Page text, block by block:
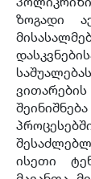
ზოგადი
ისეთი